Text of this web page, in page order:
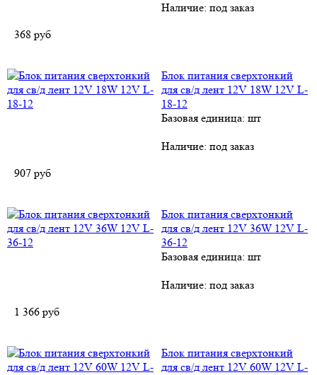
Наличие: под заказ
368 руб
Блок питания сверхтонкий
для св/д лент 12V 18W 12V L-
18-12
Базовая единица: шт
Наличие: под заказ
907 руб
Блок питания сверхтонкий
для св/д лент 12V 36W 12V L-
36-12
Базовая единица: шт
Наличие: под заказ
1 366 руб
Блок питания сверхтонкий
для св/д лент 12V 60W 12V L-